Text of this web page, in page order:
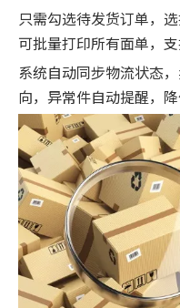
只需勾选待发货订单，
可批量打印所有面单，
系统自动同步物流状态
向，异常件自动提醒，降